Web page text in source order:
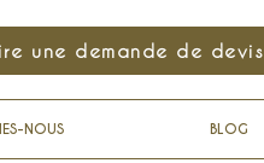
une demande de devis
NOUS BLOG